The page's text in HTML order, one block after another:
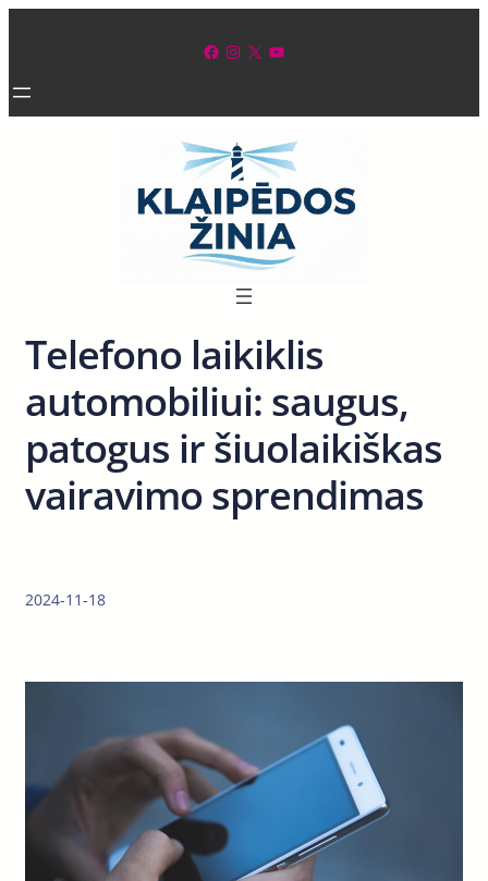
Facebook Instagram X YouTube
Telefono laikiklis
automobiliui: saugus,
patogus ir šiuolaikiškas
vairavimo sprendimas
2024-11-18